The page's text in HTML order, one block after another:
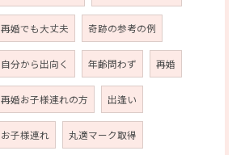
再婚でも大丈夫 奇跡の参考の例
自分から出向く 年齢問わず 再婚
再婚お子様連れの方 出逢い
お子様連れ 丸適マーク取得